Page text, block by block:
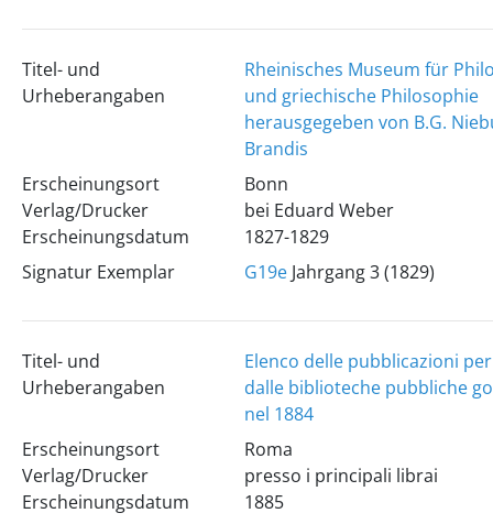
Titel- und
Urheberangaben
Rheinisches Museum für
und griechische Philosophie
herausgegeben von B.G.
Brandis
Erscheinungsort
Verlag/Drucker
Erscheinungsdatum
Bonn
bei Eduard Weber
1827-1829
Signatur Exemplar
G19eJahrgang 3 (1829)
Titel- und
Urheberangaben
Elenco delle pubblicazioni
dalle biblioteche pubbliche
nel 1884
Erscheinungsort
Verlag/Drucker
Erscheinungsdatum
Roma
presso i principali librai
1885